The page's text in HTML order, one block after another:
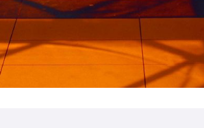
INDUSTRIAL
Beauty Of Corten